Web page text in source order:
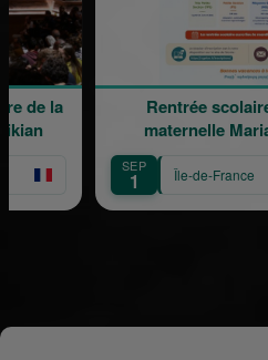
Rentrée scolaire de l'école
maternelle Mariam Arabian
Île-de-France